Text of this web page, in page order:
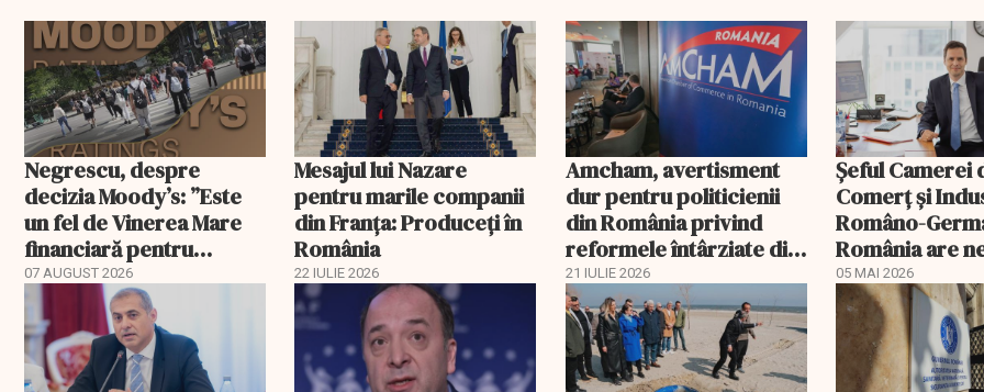
Negrescu, despre
decizia Moody’s: ”Este
un fel de Vinerea Mare
financiară pentru
România”. Miza nu se
încheie în această seară
07 AUGUST 2026
Mesajul lui Nazare
pentru marile companii
din Franța: Produceți în
România
22 IULIE 2026
Amcham, avertisment
dur pentru politicienii
din România privind
reformele întârziate din
PNRR
21 IULIE 2026
Șeful Camerei
Comerț și
Româno-
România are
urgent de un
guvern
05 MAI 2026
EXCLUSIV